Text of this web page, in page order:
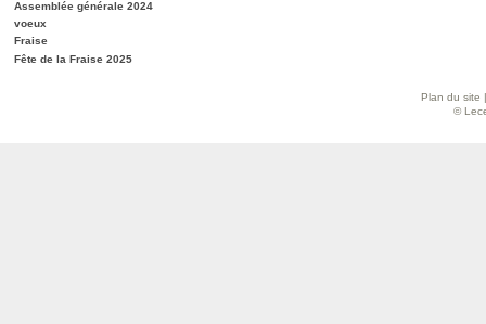
Assemblée générale 2024
voeux
Fraise
Fête de la Fraise 2025
Plan du site
©